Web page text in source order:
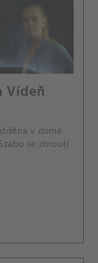
Vídeň
v domě
se zhroutí